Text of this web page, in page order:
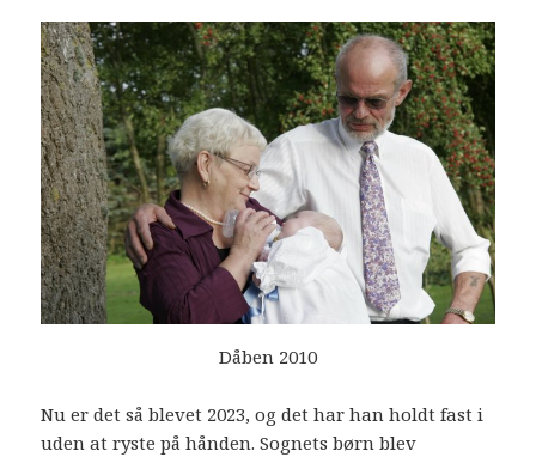
Dåben 2010
Nu er det så blevet 2023, og det har han holdt fast i
uden at ryste på hånden. Sognets børn blev